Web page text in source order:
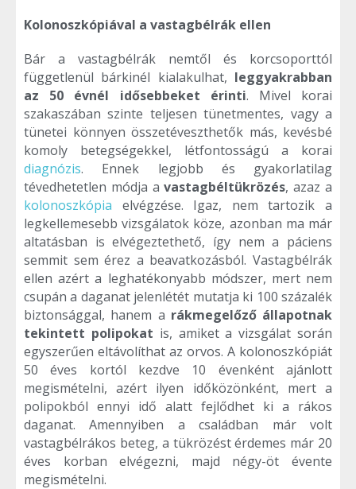
Kolonoszkópiával a vastagbélrák ellen
Bár a vastagbélrák nemtől és korcsoporttól
függetlenül bárkinél kialakulhat, leggyakrabban
az 50 évnél idősebbeket érinti. Mivel korai
szakaszában szinte teljesen tünetmentes, vagy a
tünetei könnyen összetéveszthetők más, kevésbé
komoly betegségekkel, létfontosságú a korai
diagnózis. Ennek legjobb és gyakorlatilag
tévedhetetlen módja avastagbéltükrözés, azaz a
kolonoszkópia elvégzése. Igaz, nem tartozik a
legkellemesebb vizsgálatok köze, azonban ma már
altatásban is elvégeztethető, így nem a páciens
semmit sem érez a beavatkozásból. Vastagbélrák
ellen azért a leghatékonyabb módszer, mert nem
csupán a daganat jelenlétét mutatja ki 100 százalék
biztonsággal, hanem a rákmegelőző állapotnak
tekintett polipokat is, amiket a vizsgálat során
egyszerűen eltávolíthat az orvos. A kolonoszkópiát
50 éves kortól kezdve 10 évenként ajánlott
megismételni, azért ilyen időközönként, mert a
polipokból ennyi idő alatt fejlődhet ki a rákos
daganat. Amennyiben a családban már volt
vastagbélrákos beteg, a tükrözést érdemes már 20
éves korban elvégezni, majd négy-öt évente
megismételni.